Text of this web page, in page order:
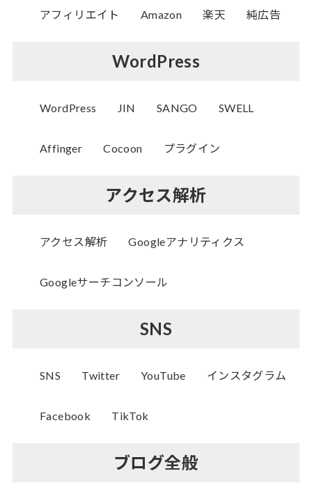
アフィリエイト Amazon 楽天 純広告
WordPress
WordPress JIN SANGO SWELL
Affinger Cocoon プラグイン
アクセス解析
アクセス解析 Googleアナリティクス
Googleサーチコンソール
SNS
SNS Twitter YouTube インスタグラム
Facebook TikTok
ブログ全般